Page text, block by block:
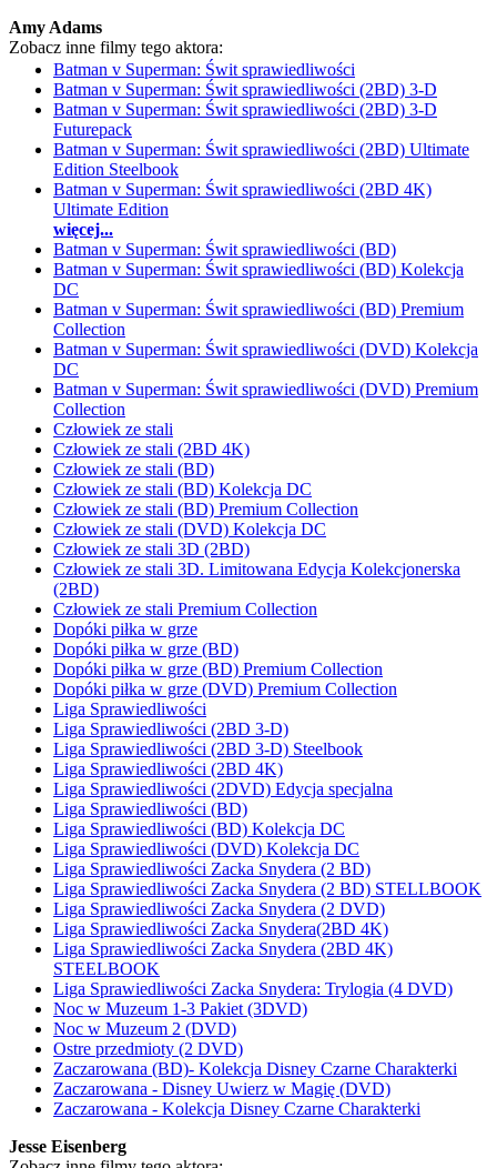
Amy Adams
Zobacz inne filmy tego aktora:
Batman v Superman: Świt sprawiedliwości
Batman v Superman: Świt sprawiedliwości (2BD) 3-D
Batman v Superman: Świt sprawiedliwości (2BD) 3-D
Futurepack
Batman v Superman: Świt sprawiedliwości (2BD) Ultimate
Edition Steelbook
Batman v Superman: Świt sprawiedliwości (2BD 4K)
Ultimate Edition
więcej...
Batman v Superman: Świt sprawiedliwości (BD)
Batman v Superman: Świt sprawiedliwości (BD) Kolekcja
DC
Batman v Superman: Świt sprawiedliwości (BD) Premium
Collection
Batman v Superman: Świt sprawiedliwości (DVD) Kolekcja
DC
Batman v Superman: Świt sprawiedliwości (DVD) Premium
Collection
Człowiek ze stali
Człowiek ze stali (2BD 4K)
Człowiek ze stali (BD)
Człowiek ze stali (BD) Kolekcja DC
Człowiek ze stali (BD) Premium Collection
Człowiek ze stali (DVD) Kolekcja DC
Człowiek ze stali 3D (2BD)
Człowiek ze stali 3D. Limitowana Edycja Kolekcjonerska
(2BD)
Człowiek ze stali Premium Collection
Dopóki piłka w grze
Dopóki piłka w grze (BD)
Dopóki piłka w grze (BD) Premium Collection
Dopóki piłka w grze (DVD) Premium Collection
Liga Sprawiedliwości
Liga Sprawiedliwości (2BD 3-D)
Liga Sprawiedliwości (2BD 3-D) Steelbook
Liga Sprawiedliwości (2BD 4K)
Liga Sprawiedliwości (2DVD) Edycja specjalna
Liga Sprawiedliwości (BD)
Liga Sprawiedliwości (BD) Kolekcja DC
Liga Sprawiedliwości (DVD) Kolekcja DC
Liga Sprawiedliwości Zacka Snydera (2 BD)
Liga Sprawiedliwości Zacka Snydera (2 BD) STELLBOOK
Liga Sprawiedliwości Zacka Snydera (2 DVD)
Liga Sprawiedliwości Zacka Snydera(2BD 4K)
Liga Sprawiedliwości Zacka Snydera (2BD 4K)
STEELBOOK
Liga Sprawiedliwości Zacka Snydera: Trylogia (4 DVD)
Noc w Muzeum 1-3 Pakiet (3DVD)
Noc w Muzeum 2 (DVD)
Ostre przedmioty (2 DVD)
Zaczarowana (BD)- Kolekcja Disney Czarne Charakterki
Zaczarowana - Disney Uwierz w Magię (DVD)
Zaczarowana - Kolekcja Disney Czarne Charakterki
Jesse Eisenberg